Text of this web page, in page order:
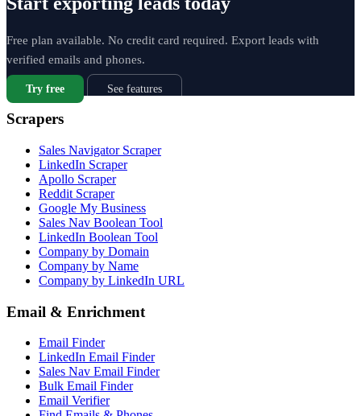
Free plan available. No credit card required. Export leads with
verified emails and phones.
Try free See features
Scrapers
Sales Navigator Scraper
LinkedIn Scraper
Apollo Scraper
Reddit Scraper
Google My Business
Sales Nav Boolean Tool
LinkedIn Boolean Tool
Company by Domain
Company by Name
Company by LinkedIn URL
Email & Enrichment
Email Finder
LinkedIn Email Finder
Sales Nav Email Finder
Bulk Email Finder
Email Verifier